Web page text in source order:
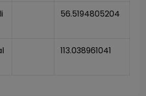
56.5194805204
113.038961041